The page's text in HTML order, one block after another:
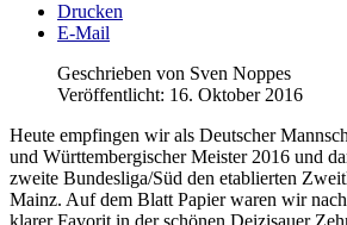
Drucken
E-Mail
Geschrieben von Sven Noppes
Veröffentlicht: 16. Oktober 2016
Heute empfingen wir als Deutscher
und Württembergischer Meister 2016 und
zweite Bundesliga/Süd den etablierten
Mainz. Auf dem Blatt Papier waren wir